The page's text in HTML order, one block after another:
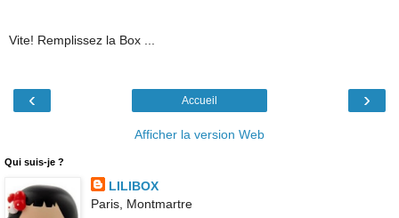
Vite! Remplissez la Box ...
‹ ›
Accueil
Afficher la version Web
Qui suis-je ?
LILIBOX
Paris, Montmartre